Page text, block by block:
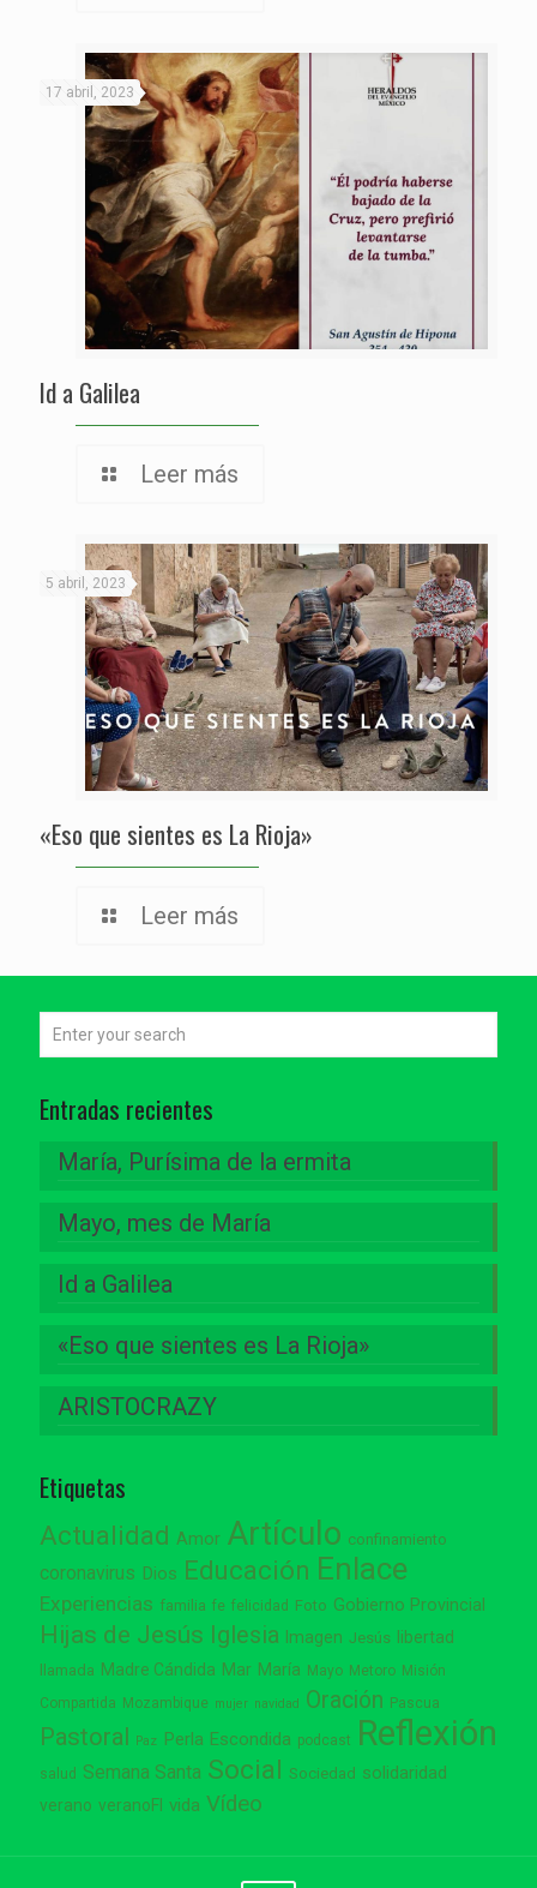
17 abril, 2023
Id a Galilea
Leer más
5 abril, 2023
«Eso que sientes es La Rioja»
Leer más
Entradas recientes
María, Purísima de la ermita
Mayo, mes de María
Id a Galilea
«Eso que sientes es La Rioja»
ARISTOCRAZY
Etiquetas
Actualidad Amor Artículo confinamiento
coronavirus Dios Educación Enlace
Experiencias familia fe felicidad Foto Gobierno Provincial
Hijas de Jesús Iglesia Imagen Jesús libertad
llamada Madre Cándida Mar María Mayo Metoro Misión
Compartida Mozambique mujer navidad Oración Pascua
Pastoral Paz Perla Escondida podcast Reflexión
salud Semana Santa Social Sociedad solidaridad
verano veranoFI vida Vídeo